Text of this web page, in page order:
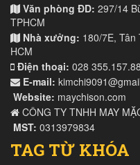
Văn phòng ĐD: 297/14
TPHCM
Nhà xưởng: 180/7E,
HCM
Điện thoại: 028
E-mail:
Website: maychison.com
CÔNG TY TNHH MAY
MST: 0313979834
TAG TỪ KHÓA